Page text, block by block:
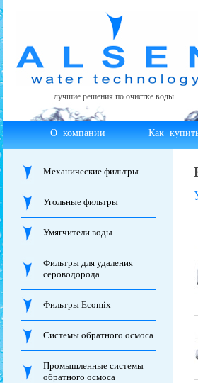
лучшие решения по очистке воды
О компании Как
Механические фильтры
Угольные фильтры
Умягчители воды
Фильтры для удаления
сероводорода
Фильтры Ecomix
Системы обратного осмоса
Промышленные системы
обратного осмоса